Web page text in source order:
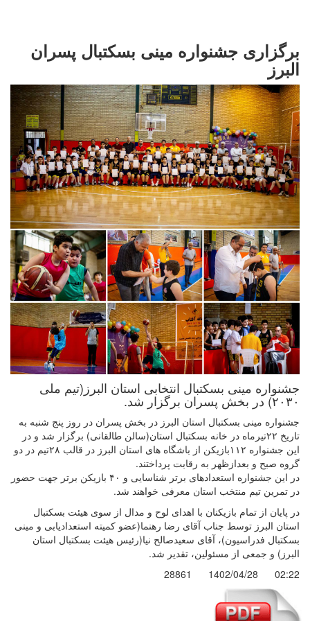
برگزاری جشنواره مینی بسکتبال پسران
البرز
جشنواره مینی بسکتبال انتخابی استان البرز(تیم ملی
۲۰۳۰) در بخش پسران برگزار شد.
جشنواره مینی بسکتبال استان البرز در بخش پسران در روز پنج شنبه به
تاریخ ۲۲تیرماه در خانه بسکتبال استان(سالن طالقانی) برگزار شد و در
این جشنواره ۱۱۲بازیکن از باشگاه های استان البرز در قالب ۲۸تیم در دو
گروه صبح و بعدازظهر به رقابت پرداختند.
در این جشنواره استعدادهای برتر شناسایی و ۴۰ بازیکن برتر جهت حضور
در تمرین تیم منتخب استان معرفی خواهند شد.
در پایان از تمام بازیکنان با اهدای لوح و مدال از سوی هیئت بسکتبال
استان البرز توسط جناب آقای رضا رهنما(عضو کمیته استعدادیابی و مینی
بسکتبال فدراسیون)، آقای سعیدصالح نیا(رئیس هیئت بسکتبال استان
البرز) و جمعی از مسئولین، تقدیر شد.
02:22
1402/04/28
28861